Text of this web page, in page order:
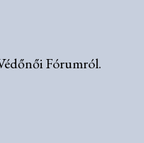
Fórumról.